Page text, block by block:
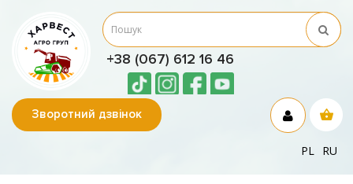
+38 (067) 612 16 46
Зворотний дзвінок
PL RU